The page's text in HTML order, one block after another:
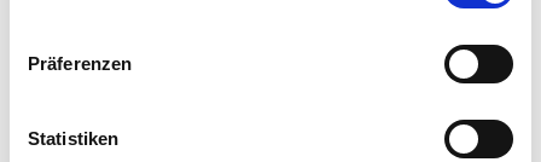
Präferenzen
Statistiken